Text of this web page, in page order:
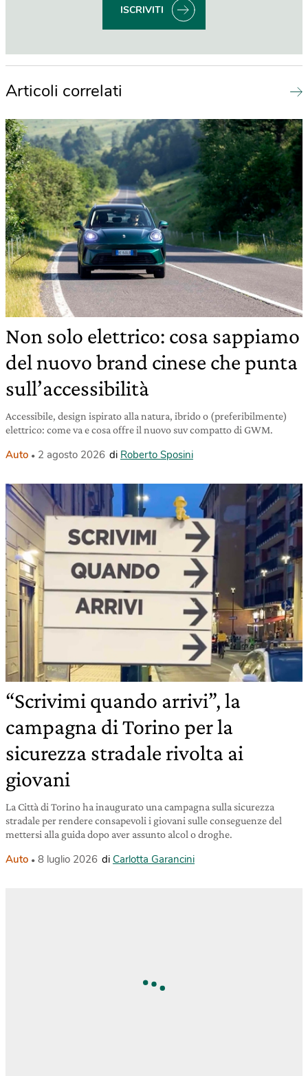
ISCRIVITI
Articoli correlati
Non solo elettrico: cosa sappiamo
del nuovo brand cinese che punta
sull’accessibilità
Accessibile, design ispirato alla natura, ibrido o (preferibilmente)
elettrico: come va e cosa offre il nuovo suv compatto di GWM.
Auto 2 agosto 2026 di Roberto Sposini
“Scrivimi quando arrivi”, la
campagna di Torino per la
sicurezza stradale rivolta ai
giovani
La Città di Torino ha inaugurato una campagna sulla sicurezza
stradale per rendere consapevoli i giovani sulle conseguenze del
mettersi alla guida dopo aver assunto alcol o droghe.
Auto 8 luglio 2026 di Carlotta Garancini